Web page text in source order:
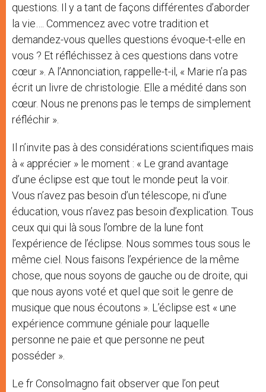
questions. Il y a tant de façons différentes d’aborder
la vie…. Commencez avec votre tradition et
demandez-vous quelles questions évoque-t-elle en
vous ? Et réfléchissez à ces questions dans votre
cœur ». A l’Annonciation, rappelle-t-il, « Marie n’a pas
écrit un livre de christologie. Elle a médité dans son
cœur. Nous ne prenons pas le temps de simplement
réfléchir ».
Il n’invite pas à des considérations scientifiques mais
à « apprécier » le moment : « Le grand avantage
d’une éclipse est que tout le monde peut la voir.
Vous n’avez pas besoin d’un télescope, ni d’une
éducation, vous n’avez pas besoin d’explication. Tous
ceux qui qui là sous l’ombre de la lune font
l’expérience de l’éclipse. Nous sommes tous sous le
même ciel. Nous faisons l’expérience de la même
chose, que nous soyons de gauche ou de droite, qui
que nous ayons voté et quel que soit le genre de
musique que nous écoutons ». L’éclipse est « une
expérience commune géniale pour laquelle
personne ne paie et que personne ne peut
posséder ».
Le fr Consolmagno fait observer que l’on peut